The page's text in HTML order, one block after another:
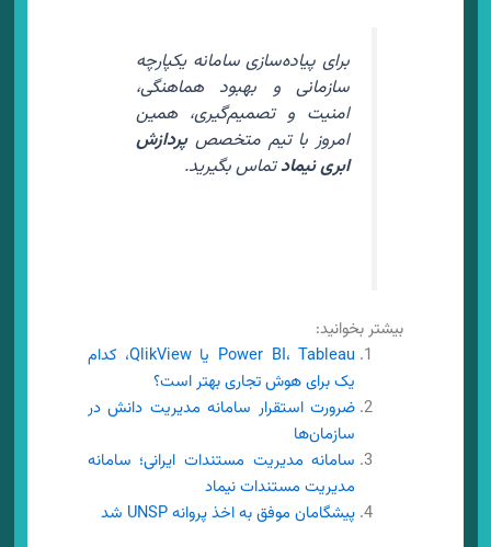
برای پیاده‌سازی سامانه یکپارچه
سازمانی و بهبود هماهنگی،
امنیت و تصمیم‌گیری، همین
امروز با تیم متخصصپردازش
ابری نیمادتماس بگیرید.
بیشتر بخوانید:
Power BI، Tableau یا QlikView، کدام
یک برای هوش تجاری بهتر است؟
ضرورت استقرار سامانه مدیریت دانش در
سازمان‌ها
سامانه مدیریت مستندات ایرانی؛ سامانه
مدیریت مستندات نیماد
پیشگامان موفق به اخذ پروانه UNSP شد